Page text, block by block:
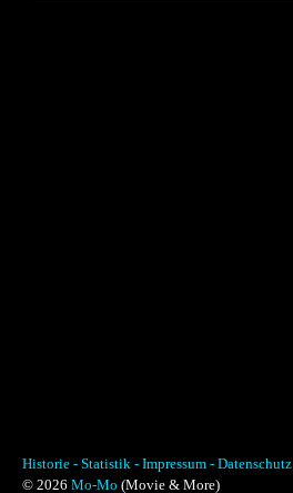
Historie - Statistik - Impressum - Datenschutz
© 2026 Mo-Mo (Movie & More)